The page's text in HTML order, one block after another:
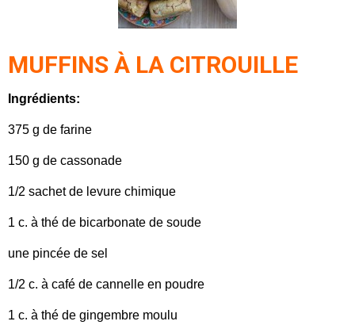
MUFFINS À LA CITROUILLE
Ingrédients:
375 g de farine
150 g de cassonade
1/2 sachet de levure chimique
1 c. à thé de bicarbonate de soude
une pincée de sel
1/2 c. à café de cannelle en poudre
1 c. à thé de gingembre moulu